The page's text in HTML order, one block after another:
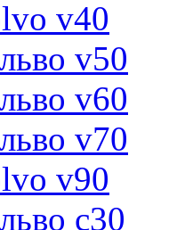
v40
v50
v60
v70
v90
c30